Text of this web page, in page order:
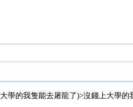
學的我隻能去屠龍了)>沒錢上大學的